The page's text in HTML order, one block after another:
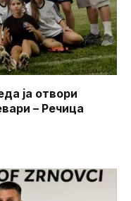
ја отвори
– Речица